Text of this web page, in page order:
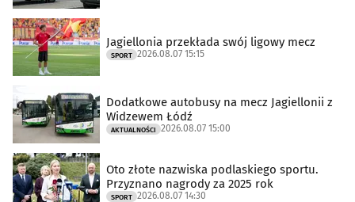
Jagiellonia przekłada swój ligowy mecz
SPORT 2026.08.07 15:15
Dodatkowe autobusy na mecz Jagiellonii z
Widzewem Łódź
AKTUALNOŚCI 2026.08.07 15:00
Oto złote nazwiska podlaskiego sportu.
Przyznano nagrody za 2025 rok
SPORT 2026.08.07 14:30